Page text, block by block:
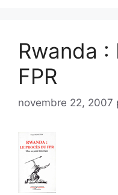
Rwanda
FPR
novembre 22, 2007